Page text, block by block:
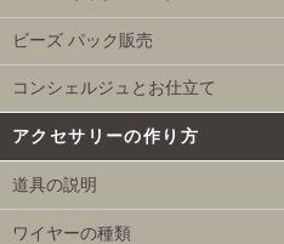
ビーズ パック販売
コンシェルジュとお仕立て
アクセサリーの作り方
道具の説明
ワイヤーの種類